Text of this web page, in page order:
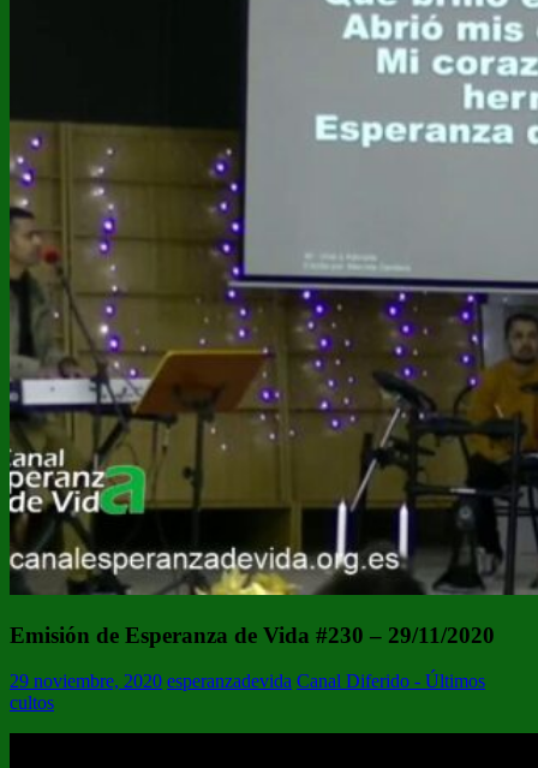
Emisión de Esperanza de Vida #230 – 29/11/2020
29 noviembre, 2020 esperanzadevida Canal Diferido - Últimos
cultos